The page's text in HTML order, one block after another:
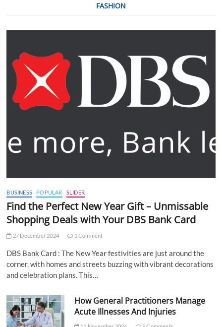
FASHION
BUSINESS POPULAR SLIDER
Find the Perfect New Year Gift – Unmissable
Shopping Deals with Your DBS Bank Card
27 December 2024 1 Comment
DBS Bank Card : The New Year festivities are just around the
corner, with homes and streets buzzing with vibrant decorations
and celebration plans. This…
How General Practitioners Manage
Acute Illnesses And Injuries